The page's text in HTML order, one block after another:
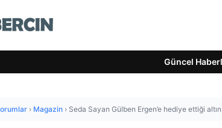
Güncel
› Magazin › Seda Sayan Gülben Ergen’e hediye ettiği